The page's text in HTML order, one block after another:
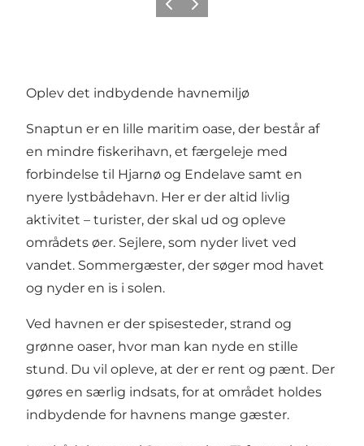
ForrigeNeste
Oplev det indbydende havnemiljø
Snaptun er en lille maritim oase, der består af
en mindre fiskerihavn, et færgeleje med
forbindelse til Hjarnø og Endelave samt en
nyere lystbådehavn. Her er der altid livlig
aktivitet – turister, der skal ud og opleve
områdets øer. Sejlere, som nyder livet ved
vandet. Sommergæster, der søger mod havet
og nyder en is i solen.
Ved havnen er der spisesteder, strand og
grønne oaser, hvor man kan nyde en stille
stund. Du vil opleve, at der er rent og pænt. Der
gøres en særlig indsats, for at området holdes
indbydende for havnens mange gæster.